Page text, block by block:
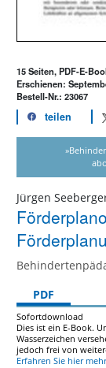
15 Seiten, PDF-E-
Erschienen:
Bestell-Nr.: 23067
teilen
Jürgen
PDF
Sofortdownload
Dies ist ein E-Book.
Wasserzeichen
jedoch frei von
Erfahren Sie hier